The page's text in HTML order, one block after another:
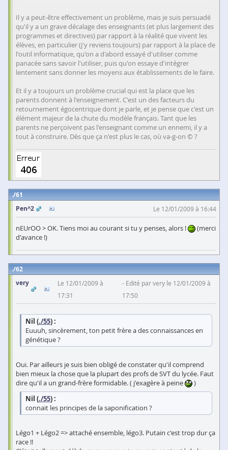
Il y a peut-être effectivement un problème, mais je suis persuadé
qu'il y a un grave décalage des enseignants (et plus largement des
programmes et directives) par rapport à la réalité que vivent les
élèves, en particulier (j'y reviens toujours) par rapport à la place de
l'outil informatique, qu'on a d'abord essayé d'utiliser comme
panacée sans savoir l'utiliser, puis qu'on essaye d'intégrer
lentement sans donner les moyens aux établissements de le faire.
Et il y a toujours un problème crucial qui est la place que les
parents donnent à l'enseignement. C'est un des facteurs du
retournement égocentrique dont je parle, et je pense que c'est un
élément majeur de la chute du modèle français. Tant que les
parents ne perçoivent pas l'enseignant comme un ennemi, il y a
tout à construire. Dès que ça n'est plus le cas, où va-g-on © ?
61
Pen^2
Le 12/01/2009 à 16:44
nEUrOO > OK. Tiens moi au courant si tu y penses, alors !
(merci
d'avance !)
62
very
Le 12/01/2009 à
17:31
Edité par very le 12/01/2009 à
17:50
Nil (./55) :
Euuuh, sincèrement, ton petit frère a des connaissances en
génétique ?
Oui. Par ailleurs je suis bien obligé de constater qu'il comprend
bien mieux la chose que la plupart des profs de SVT du lycée. Faut
dire qu'il a un grand-frère formidable. ( j'exagère à peine
)
Nil (./55) :
connait les principes de la saponification ?
Légo1 + Légo2 => attaché ensemble, légo3. Putain c'est trop dur ça
race !!